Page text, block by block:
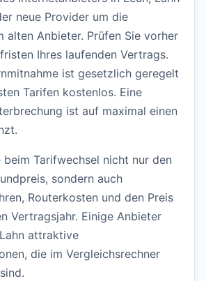
neue Provider um die
alten Anbieter. Prüfen Sie vorher
Ihres laufenden Vertrags.
ist gesetzlich geregelt
Tarifen kostenlos. Eine
ist auf maximal einen
beim Tarifwechsel nicht nur den
sondern auch
Routerkosten und den Preis
Vertragsjahr. Einige Anbieter
attraktive
die im Vergleichsrechner